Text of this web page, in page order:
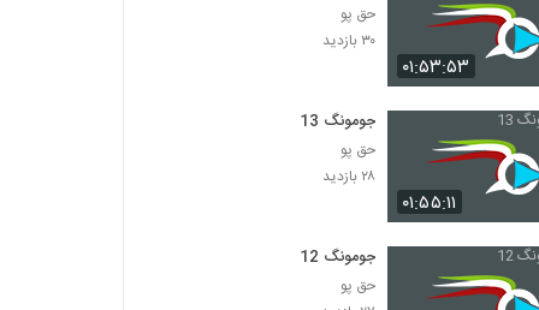
۰۱:۵۳:۵۳
حق پو
۳۰ بازدید
۰۱:۵۵:۱۱
جومونگ 13
حق پو
۲۸ بازدید
جومونگ 12
حق پو